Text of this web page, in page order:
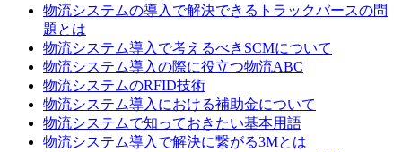
物流システムの導入で解決できるトラックバースの問
題とは
物流システム導入で考えるべきSCMについて
物流システム導入の際に役立つ物流ABC
物流システムのRFID技術
物流システム導入における補助金について
物流システムで知っておきたい基本用語
物流システム導入で解決に繋がる3Mとは